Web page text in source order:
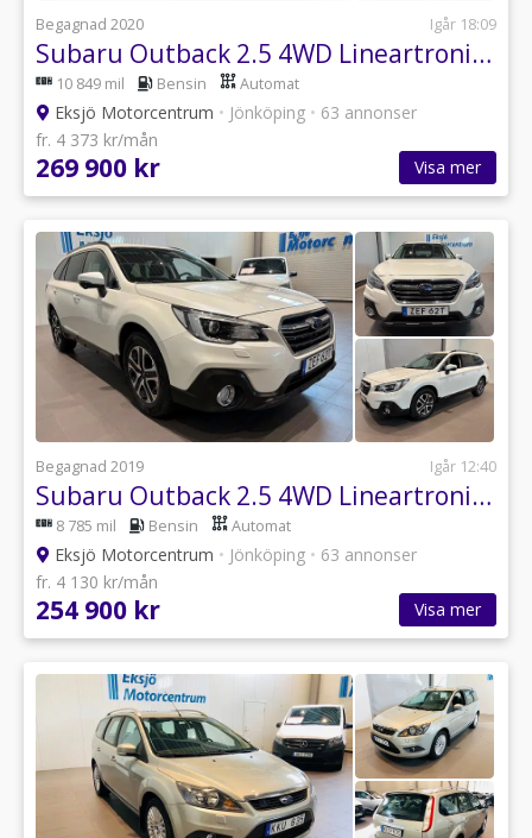
Begagnad 2020 Igår 18:09
Subaru Outback 2.5 4WD Lineartronic *Drag, Värmare*
10 849 mil Bensin Automat
Eksjö Motorcentrum • Jönköping • 63 annonser
fr. 4 373 kr/mån
269 900 kr Visa mer
Begagnad 2019 Igår 12:40
Subaru Outback 2.5 4WD Lineartronic *SoV Hjul*
8 785 mil Bensin Automat
Eksjö Motorcentrum • Jönköping • 63 annonser
fr. 4 130 kr/mån
254 900 kr Visa mer